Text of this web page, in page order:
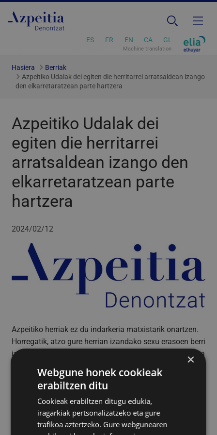
ES FR EN CA GL
Machine translation
Hasiera
Berriak
Azpeitiko Udalak dei egiten die herritarrei arratsaldean izango
den elkarretaratzean parte hartzera
Azpeitiko Udalak dei
egiten die herritarrei
arratsaldean izango den
elkarretaratzean parte
hartzera
2024/02/12
Azpeitiko herriak ez du indarkeria matxistarik onartzen.
Horregatik, atzo gure herrian izandako sexu erasoen berri
izan ostean, eta arreta egokia bideratu zaiela ziurtatu eta
programazioa bertan behera uztea eta elkarretaratzera
deitzea gaur, 18:30ean, plazan.
Azpeitiko Udalak bere gaitzespen gogorrena azaldu nahi
×
Webgune honek cookieak
erabiltzen ditu
Cookieak erabiltzen ditugu edukia,
iragarkiak pertsonalizatzeko eta gure
trafikoa aztertzeko. Gure webgunearen